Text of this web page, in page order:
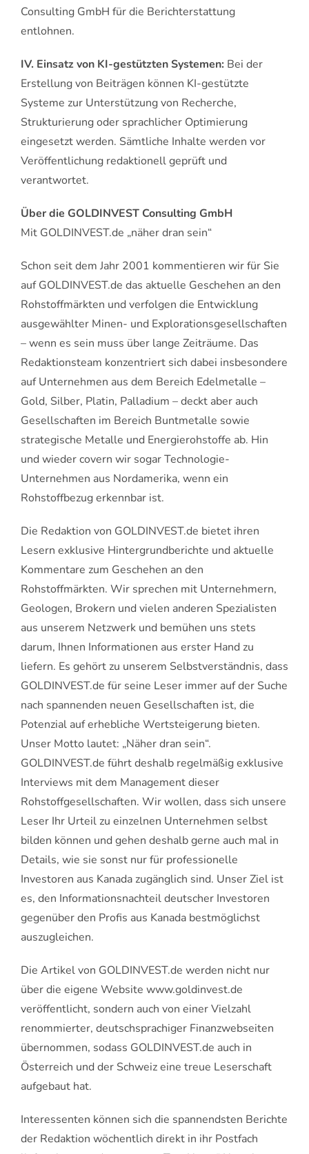
Consulting GmbH für die Berichterstattung
entlohnen.
IV. Einsatz von KI-gestützten Systemen: Bei der
Erstellung von Beiträgen können KI-gestützte
Systeme zur Unterstützung von Recherche,
Strukturierung oder sprachlicher Optimierung
eingesetzt werden. Sämtliche Inhalte werden vor
Veröffentlichung redaktionell geprüft und
verantwortet.
Über die GOLDINVEST Consulting GmbH
Mit GOLDINVEST.de „näher dran sein“
Schon seit dem Jahr 2001 kommentieren wir für Sie
auf GOLDINVEST.de das aktuelle Geschehen an den
Rohstoffmärkten und verfolgen die Entwicklung
ausgewählter Minen- und Explorationsgesellschaften
– wenn es sein muss über lange Zeiträume. Das
Redaktionsteam konzentriert sich dabei insbesondere
auf Unternehmen aus dem Bereich Edelmetalle –
Gold, Silber, Platin, Palladium – deckt aber auch
Gesellschaften im Bereich Buntmetalle sowie
strategische Metalle und Energierohstoffe ab. Hin
und wieder covern wir sogar Technologie-
Unternehmen aus Nordamerika, wenn ein
Rohstoffbezug erkennbar ist.
Die Redaktion von GOLDINVEST.de bietet ihren
Lesern exklusive Hintergrundberichte und aktuelle
Kommentare zum Geschehen an den
Rohstoffmärkten. Wir sprechen mit Unternehmern,
Geologen, Brokern und vielen anderen Spezialisten
aus unserem Netzwerk und bemühen uns stets
darum, Ihnen Informationen aus erster Hand zu
liefern. Es gehört zu unserem Selbstverständnis, dass
GOLDINVEST.de für seine Leser immer auf der Suche
nach spannenden neuen Gesellschaften ist, die
Potenzial auf erhebliche Wertsteigerung bieten.
Unser Motto lautet: „Näher dran sein“.
GOLDINVEST.de führt deshalb regelmäßig exklusive
Interviews mit dem Management dieser
Rohstoffgesellschaften. Wir wollen, dass sich unsere
Leser Ihr Urteil zu einzelnen Unternehmen selbst
bilden können und gehen deshalb gerne auch mal in
Details, wie sie sonst nur für professionelle
Investoren aus Kanada zugänglich sind. Unser Ziel ist
es, den Informationsnachteil deutscher Investoren
gegenüber den Profis aus Kanada bestmöglichst
auszugleichen.
Die Artikel von GOLDINVEST.de werden nicht nur
über die eigene Website www.goldinvest.de
veröffentlicht, sondern auch von einer Vielzahl
renommierter, deutschsprachiger Finanzwebseiten
übernommen, sodass GOLDINVEST.de auch in
Österreich und der Schweiz eine treue Leserschaft
aufgebaut hat.
Interessenten können sich die spannendsten Berichte
der Redaktion wöchentlich direkt in ihr Postfach